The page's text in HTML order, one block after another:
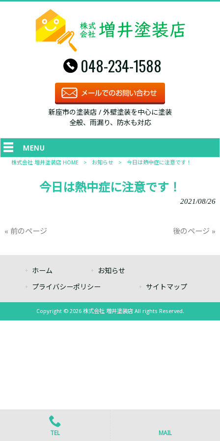
048-234-1588
新座市の塗装店 / 外壁塗装を中心に塗装
全般、雨漏り、防水も対応
MENU
株式会社 増井塗装店 HOME > お知らせ > 今日は熱中症に注意です！
今日は熱中症に注意です！
2021/08/26
« 前のページ 後のページ »
ホーム お知らせ
プライバシーポリシー サイトマップ
Copyright © 2026 株式会社 増井塗装店 All rights Reserved.
TEL MAIL